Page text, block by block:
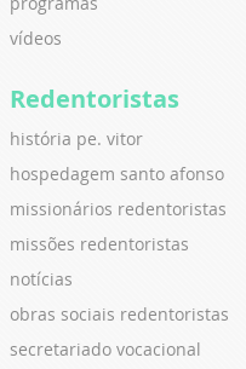
vídeos
Redentoristas
história pe. vitor
hospedagem santo afonso
missionários redentoristas
missões redentoristas
notícias
obras sociais redentoristas
secretariado vocacional